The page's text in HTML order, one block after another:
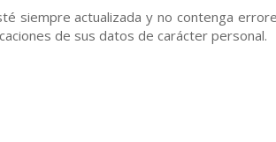
siempre actualizada y no contenga
de sus datos de carácter personal.